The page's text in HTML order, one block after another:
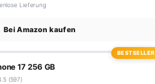
Lieferung
Bei Amazon kaufen
BESTSELLER
17 256 GB
(597)